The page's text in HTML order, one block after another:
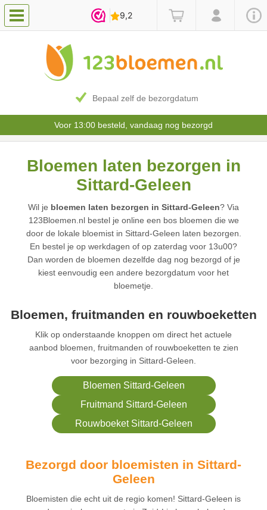
Bepaal zelf de bezorgdatum
Voor 13:00 besteld, vandaag nog bezorgd
Bloemen laten bezorgen in
Sittard-Geleen
Wil je bloemen laten bezorgen in Sittard-Geleen? Via
123Bloemen.nl bestel je online een bos bloemen die we
door de lokale bloemist in Sittard-Geleen laten bezorgen.
En bestel je op werkdagen of op zaterdag voor 13u00?
Dan worden de bloemen dezelfde dag nog bezorgd of je
kiest eenvoudig een andere bezorgdatum voor het
bloemetje.
Bloemen, fruitmanden en rouwboeketten
Klik op onderstaande knoppen om direct het actuele
aanbod bloemen, fruitmanden of rouwboeketten te zien
voor bezorging in Sittard-Geleen.
Bloemen Sittard-Geleen
Fruitmand Sittard-Geleen
Rouwboeket Sittard-Geleen
Bezorgd door bloemisten in Sittard-
Geleen
Bloemisten die echt uit de regio komen! Sittard-Geleen is